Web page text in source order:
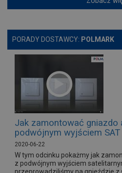
PORADY DOSTAWCY: POLMARK
Jak zamontować gniazdo
podwójnym wyjściem SAT
2020-06-22
W tym odcinku pokażmy jak
z podwójnym wyjściem